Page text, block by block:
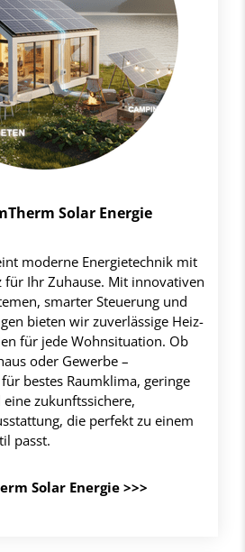
Solar Energie
moderne Energietechnik mit
für Ihr Zuhause. Mit innovativen
smarter Steuerung und
bieten wir zuverlässige Heiz-
für jede Wohnsituation. Ob
oder Gewerbe –
bestes Raumklima, geringe
zukunftssichere,
die perfekt zu einem
passt.
Solar Energie >>>